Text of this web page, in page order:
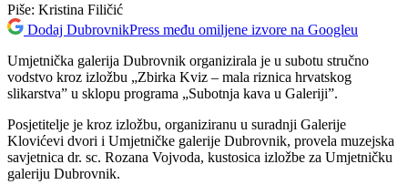
Piše: Kristina Filičić
Dodaj DubrovnikPress među omiljene izvore na Googleu
Umjetnička galerija Dubrovnik organizirala je u subotu stručno
vodstvo kroz izložbu „Zbirka Kviz – mala riznica hrvatskog
slikarstva” u sklopu programa „Subotnja kava u Galeriji”.
Posjetitelje je kroz izložbu, organiziranu u suradnji Galerije
Klovićevi dvori i Umjetničke galerije Dubrovnik, provela muzejska
savjetnica dr. sc. Rozana Vojvoda, kustosica izložbe za Umjetničku
galeriju Dubrovnik.